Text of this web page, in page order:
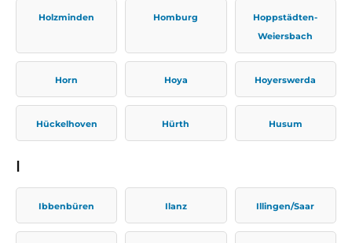
Holzminden Homburg
Hoppstädten-
Weiersbach
Horn Hoya Hoyerswerda
Hückelhoven Hürth Husum
I
Ibbenbüren Ilanz Illingen/Saar